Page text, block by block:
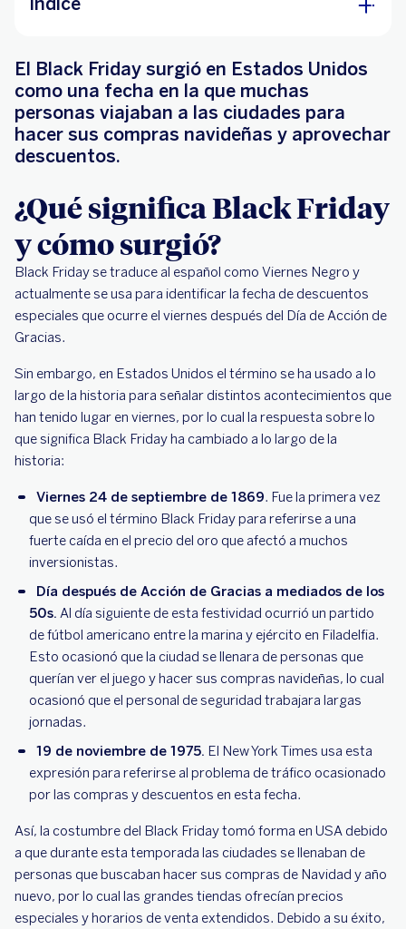
¿Qué día es el Black Friday?
¿Cómo comprar en el Black Friday desde
México?
El Black Friday surgió en Estados Unidos
como una fecha en la que muchas
personas viajaban a las ciudades para
hacer sus compras navideñas y aprovechar
descuentos.
¿Qué significa Black Friday
y cómo surgió?
Black Friday se traduce al español como Viernes Negro y
actualmente se usa para identificar la fecha de descuentos
especiales que ocurre el viernes después del Día de Acción de
Gracias.
Sin embargo, en Estados Unidos el término se ha usado a lo
largo de la historia para señalar distintos acontecimientos que
han tenido lugar en viernes, por lo cual la respuesta sobre lo
que significa Black Friday ha cambiado a lo largo de la
historia:
Viernes 24 de septiembre de 1869. Fue la primera vez
que se usó el término Black Friday para referirse a una
fuerte caída en el precio del oro que afectó a muchos
inversionistas.
Día después de Acción de Gracias a mediados de los
50s. Al día siguiente de esta festividad ocurrió un partido
de fútbol americano entre la marina y ejército en Filadelfia.
Esto ocasionó que la ciudad se llenara de personas que
querían ver el juego y hacer sus compras navideñas, lo cual
ocasionó que el personal de seguridad trabajara largas
jornadas.
19 de noviembre de 1975. El New York Times usa esta
expresión para referirse al problema de tráfico ocasionado
por las compras y descuentos en esta fecha.
Así, la costumbre del Black Friday tomó forma en USA debido
a que durante esta temporada las ciudades se llenaban de
personas que buscaban hacer sus compras de Navidad y año
nuevo, por lo cual las grandes tiendas ofrecían precios
especiales y horarios de venta extendidos. Debido a su éxito,